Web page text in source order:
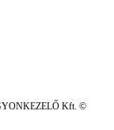
Kft. ©